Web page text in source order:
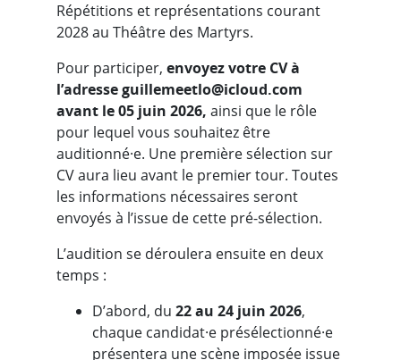
Répétitions et représentations courant
2028 au Théâtre des Martyrs.
Pour participer, envoyez votre CV à
l’adresse guillemeetlo@icloud.com
avant le 05 juin 2026, ainsi que le rôle
pour lequel vous souhaitez être
auditionné·e. Une première sélection sur
CV aura lieu avant le premier tour. Toutes
les informations nécessaires seront
envoyés à l’issue de cette pré-sélection.
L’audition se déroulera ensuite en deux
temps :
D’abord, du 22 au 24 juin 2026,
chaque candidat·e présélectionné·e
présentera une scène imposée issue